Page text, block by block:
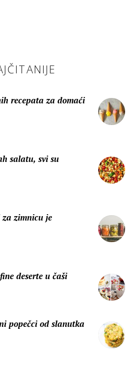
recepata za domaći
salatu, svi su
zimnicu je
deserte u čaši
popečci od slanutka